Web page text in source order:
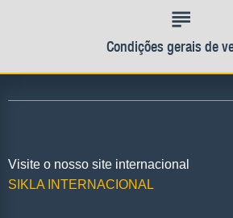
Condições gerais de
Visite o nosso site internacional
SIKLA INTERNACIONAL